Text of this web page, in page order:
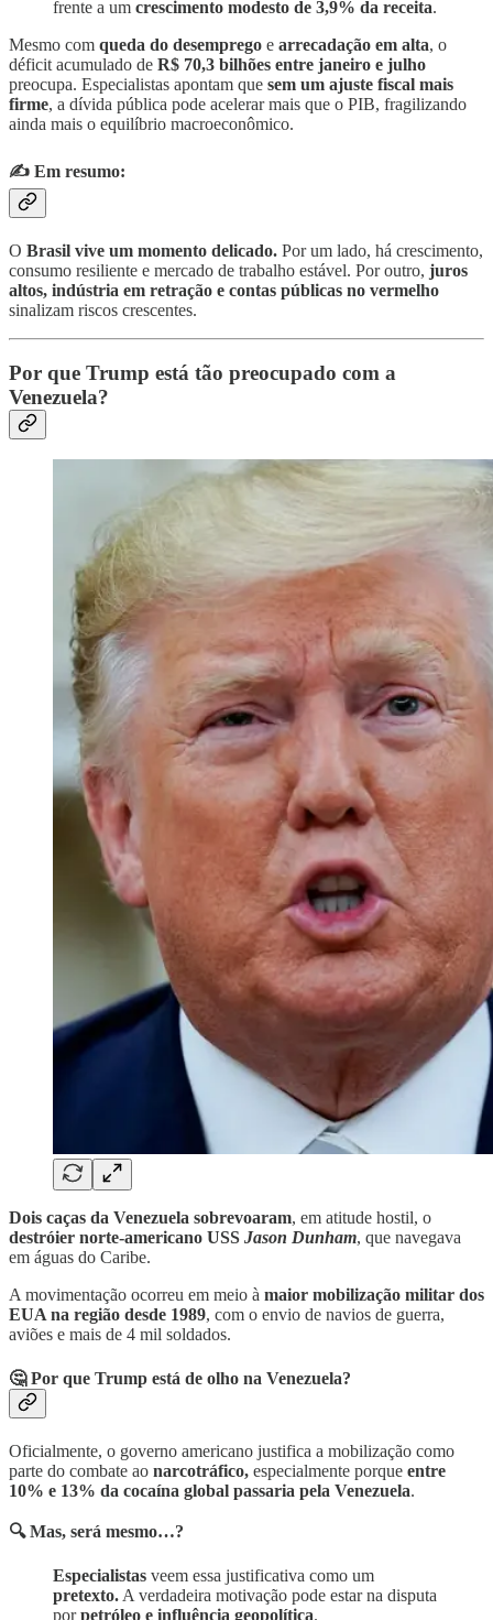
frente a um crescimento modesto de 3,9% da receita.
Mesmo com queda do desemprego e arrecadação em alta, o
déficit acumulado de R$ 70,3 bilhões entre janeiro e julho
preocupa. Especialistas apontam que sem um ajuste fiscal mais
firme, a dívida pública pode acelerar mais que o PIB, fragilizando
ainda mais o equilíbrio macroeconômico.
✍️ Em resumo:
O Brasil vive um momento delicado. Por um lado, há crescimento,
consumo resiliente e mercado de trabalho estável. Por outro, juros
altos, indústria em retração e contas públicas no vermelho
sinalizam riscos crescentes.
Por que Trump está tão preocupado com a
Venezuela?
Dois caças da Venezuela sobrevoaram, em atitude hostil, o
destróier norte-americano USS Jason Dunham, que navegava
em águas do Caribe.
A movimentação ocorreu em meio à maior mobilização militar dos
EUA na região desde 1989, com o envio de navios de guerra,
aviões e mais de 4 mil soldados.
🤔 Por que Trump está de olho na Venezuela?
Oficialmente, o governo americano justifica a mobilização como
parte do combate ao narcotráfico, especialmente porque entre
10% e 13% da cocaína global passaria pela Venezuela.
🔍 Mas, será mesmo…?
Especialistas veem essa justificativa como um
pretexto. A verdadeira motivação pode estar na disputa
porpetróleo e influência geopolítica.